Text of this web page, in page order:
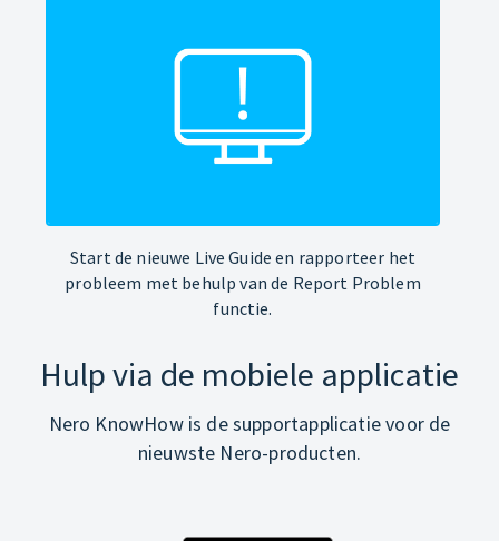
Start de nieuwe Live Guide en rapporteer het
probleem met behulp van de Report Problem
functie.
Hulp via de mobiele applicatie
Nero KnowHow is de supportapplicatie voor de
nieuwste Nero-producten.